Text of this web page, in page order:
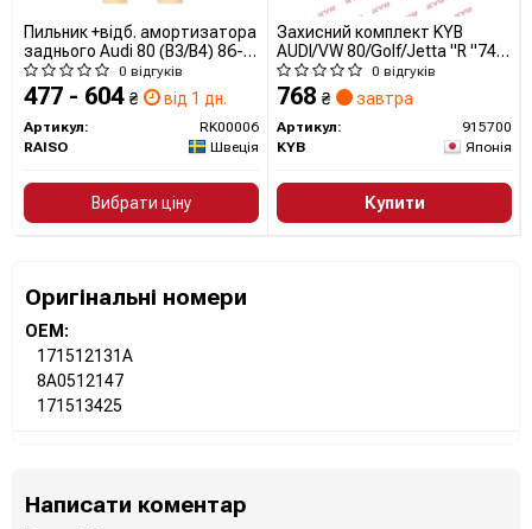
Пильник +відб. амортизатора
заднього Audi 80 (B3/B4) 86-
95 (к-т. 2 шт) RK00006 RAISO
0 відгуків
477 - 604 ₴ від 1 дн.
Артикул:
RK00006
RAISO
Швеція
Вибрати ціну
Захисний комплект KYB
AUDI/VW 80/Golf/Jetta "R "74-
92
0 відгуків
768 ₴ завтра
Артикул:
915700
KYB
Японія
Купити
Оригінальні номери
OEM:
171512131A
8A0512147
171513425
Написати коментар